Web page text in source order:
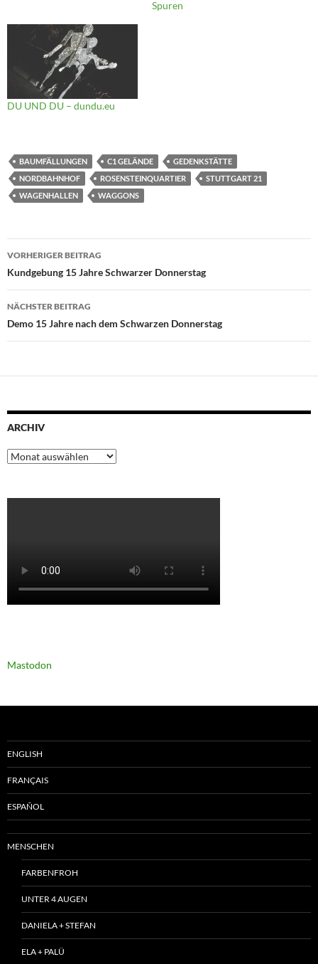
Spuren
DU UND DU – dundu.eu
BAUMFÄLLUNGEN C1 GELÄNDE
GEDENKSTÄTTE
NORDBAHNHOF
ROSENSTEINQUARTIER
STUTTGART 21
WAGENHALLEN
WAGGONS
Beitragsnavigation
VORHERIGER BEITRAG
Kundgebung 15 Jahre Schwarzer Donnerstag
NÄCHSTER BEITRAG
Demo 15 Jahre nach dem Schwarzen Donnerstag
ARCHIV
Archiv
Mastodon
ENGLISH
FRANÇAIS
ESPAÑOL
MENSCHEN
FARBENFROH
UNTER 4 AUGEN
DANIELA + STEFAN
ELA + PALÜ